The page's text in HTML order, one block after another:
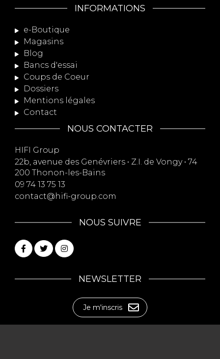
INFORMATIONS
e-Boutique
Magasins
Blog
Bancs d'essai
Coups de Coeur
Dossiers
Mentions légales
Contact
NOUS CONTACTER
HIFI Group
22b, avenue des Genévriers • Z.I. de Vongy • 74
200 Thonon-les-Bains
09 74 13 75 13
contact@hifi-group.com
NOUS SUIVRE
NEWSLETTER
Je m'inscris